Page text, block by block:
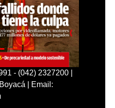
- (042) 2327200 |
| Email: